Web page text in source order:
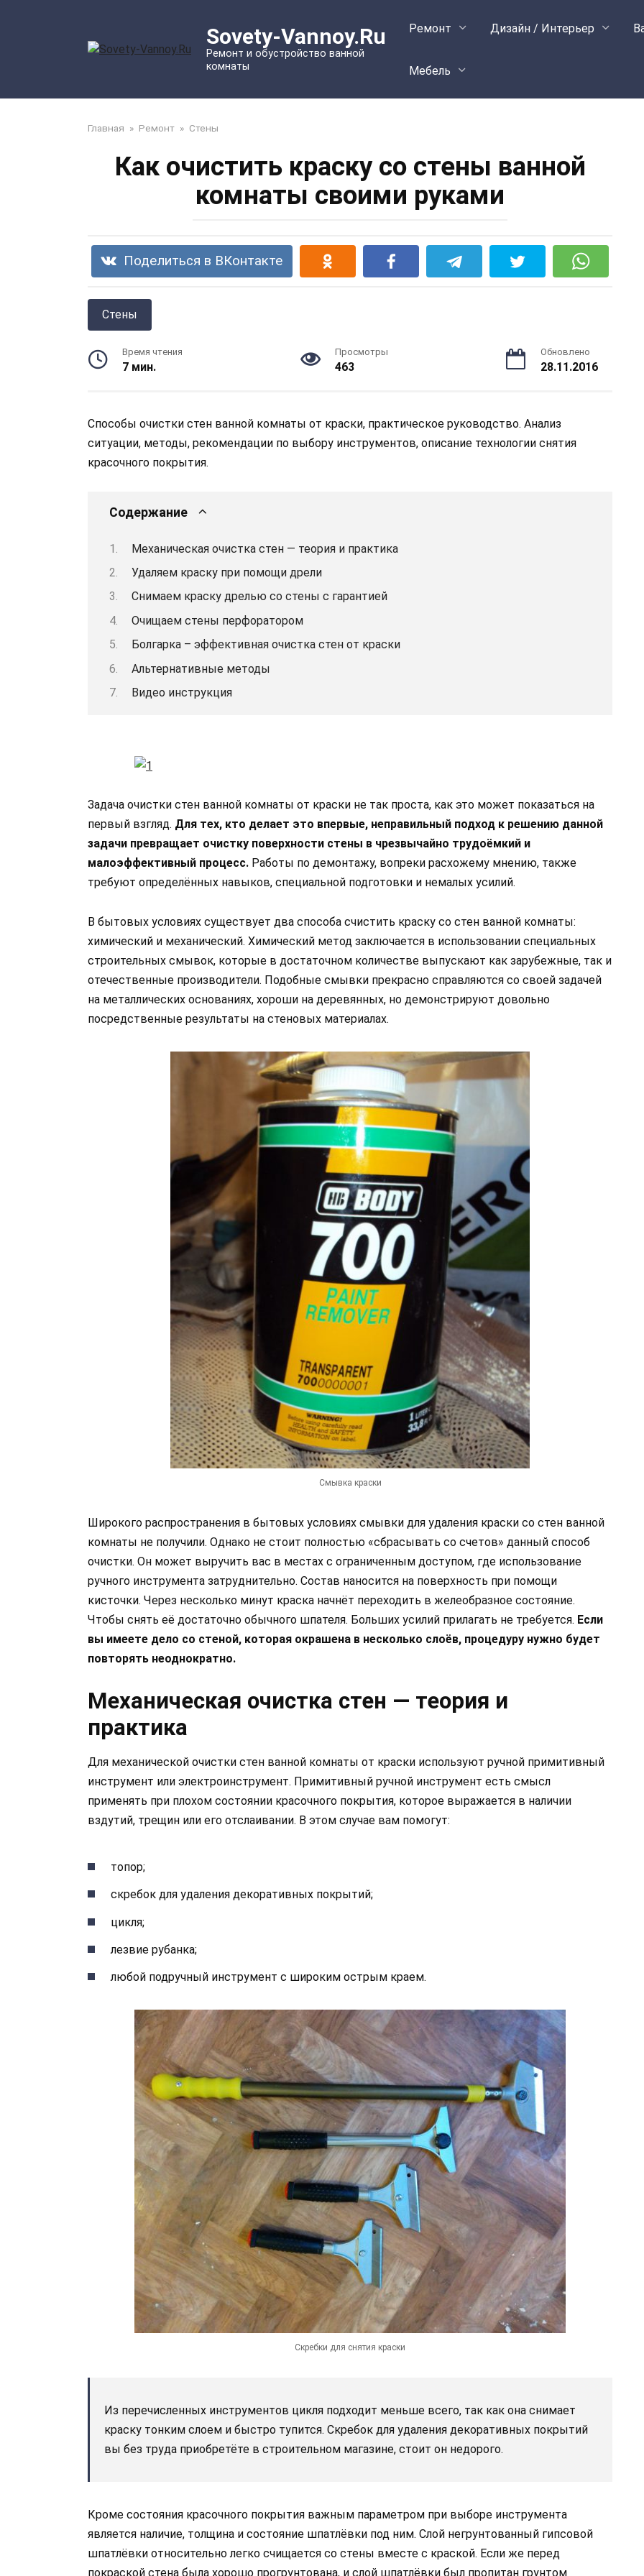
Sovety-Vannoy.Ru
Ремонт и обустройство ванной
комнаты
Ремонт Дизайн / Интерьер
Мебель
Главная » Ремонт » Стены
Как очистить краску со стены ванной
комнаты своими руками
Поделиться в ВКонтакте
Стены
Время чтения
7 мин.
Просмотры
463
Обновлено
28.11.2016
Способы очистки стен ванной комнаты от краски, практическое руководство. Анализ
ситуации, методы, рекомендации по выбору инструментов, описание технологии снятия
красочного покрытия.
Содержание
Механическая очистка стен — теория и практика
Удаляем краску при помощи дрели
Снимаем краску дрелью со стены с гарантией
Очищаем стены перфоратором
Болгарка – эффективная очистка стен от краски
Альтернативные методы
Видео инструкция
Задача очистки стен ванной комнаты от краски не так проста, как это может показаться на
первый взгляд. Для тех, кто делает это впервые, неправильный подход к решению данной
задачи превращает очистку поверхности стены в чрезвычайно трудоёмкий и
малоэффективный процесс. Работы по демонтажу, вопреки расхожему мнению, также
требуют определённых навыков, специальной подготовки и немалых усилий.
В бытовых условиях существует два способа счистить краску со стен ванной комнаты:
химический и механический. Химический метод заключается в использовании специальных
строительных смывок, которые в достаточном количестве выпускают как зарубежные, так и
отечественные производители. Подобные смывки прекрасно справляются со своей задачей
на металлических основаниях, хороши на деревянных, но демонстрируют довольно
посредственные результаты на стеновых материалах.
Смывка краски
Широкого распространения в бытовых условиях смывки для удаления краски со стен ванной
комнаты не получили. Однако не стоит полностью «сбрасывать со счетов» данный способ
очистки. Он может выручить вас в местах с ограниченным доступом, где использование
ручного инструмента затруднительно. Состав наносится на поверхность при помощи
кисточки. Через несколько минут краска начнёт переходить в желеобразное состояние.
Чтобы снять её достаточно обычного шпателя. Больших усилий прилагать не требуется. Если
вы имеете дело со стеной, которая окрашена в несколько слоёв, процедуру нужно будет
повторять неоднократно.
Механическая очистка стен — теория и
практика
Для механической очистки стен ванной комнаты от краски используют ручной примитивный
инструмент или электроинструмент. Примитивный ручной инструмент есть смысл
применять при плохом состоянии красочного покрытия, которое выражается в наличии
вздутий, трещин или его отслаивании. В этом случае вам помогут:
топор;
скребок для удаления декоративных покрытий;
цикля;
лезвие рубанка;
любой подручный инструмент с широким острым краем.
Скребки для снятия краски
Из перечисленных инструментов цикля подходит меньше всего, так как она снимает
краску тонким слоем и быстро тупится. Скребок для удаления декоративных покрытий
вы без труда приобретёте в строительном магазине, стоит он недорого.
Кроме состояния красочного покрытия важным параметром при выборе инструмента
является наличие, толщина и состояние шпатлёвки под ним. Слой негрунтованный гипсовой
шпатлёвки относительно легко счищается со стены вместе с краской. Если же перед
покраской стена была хорошо прогрунтована, и слой шпатлёвки был пропитан грунтом